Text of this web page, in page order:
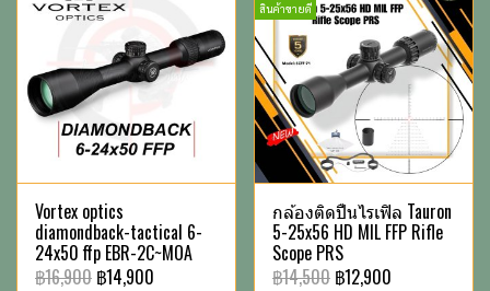
Vortex optics
diamondback-tactical 6-
24x50 ffp EBR-2C~MOA
฿16,900 ฿14,900
สินค้าขายดี
กล้องติดปืนไรเฟิล Tauron
5-25x56 HD MIL FFP Rifle
Scope PRS
฿14,500 ฿12,900